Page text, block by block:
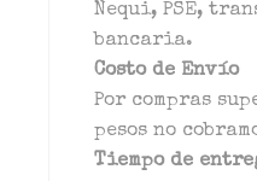
Nequi, PSE,
bancaria.
Costo de Envío
Por compras
pesos no
Tiempo de